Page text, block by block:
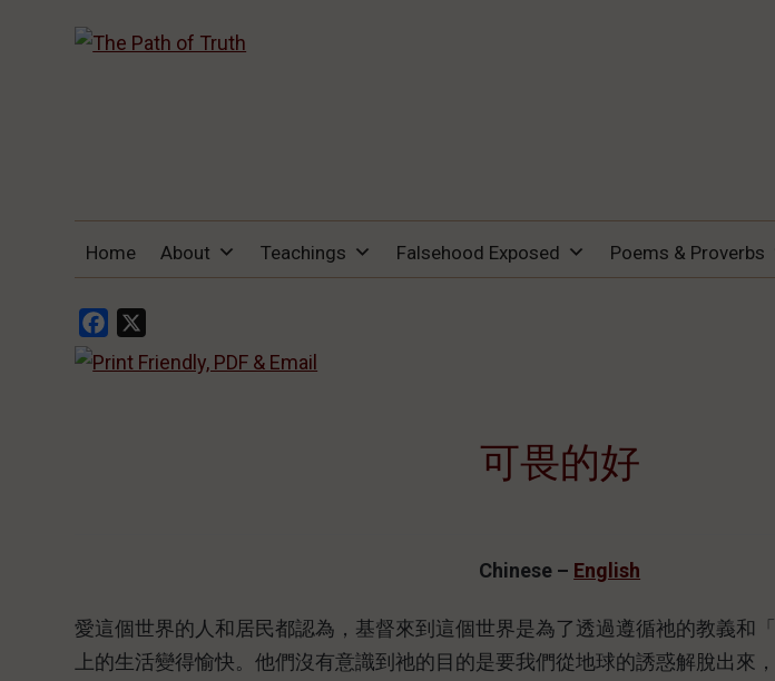
THE PATH OF TRUTH
ME, LET HIM DENY HIMSELF, TAKE UP
Home About Teachings Falsehood Exposed Poems & Proverbs
Facebook
可畏的好
Chinese – English
愛這個世界的人和居民都認為，基督來到這個世界是為了透過遵循祂的教義和
上的生活變得愉快。他們沒有意識到祂的目的是要我們從地球的誘惑解脫出來